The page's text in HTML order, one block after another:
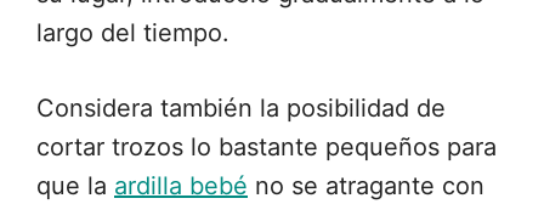
largo del tiempo.
Considera también la posibilidad de
cortar trozos lo bastante pequeños para
que la ardilla bebé no se atragante con